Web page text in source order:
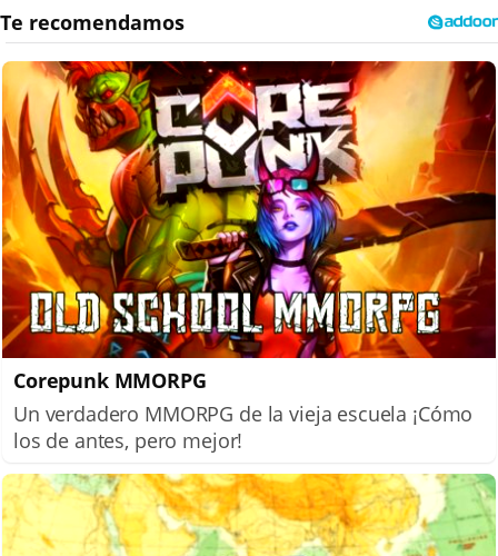
Corepunk MMORPG
Un verdadero MMORPG de la vieja escuela ¡Cómo
los de antes, pero mejor!